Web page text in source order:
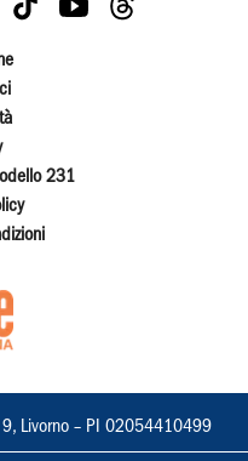
231
9, Livorno – PI 02054410499